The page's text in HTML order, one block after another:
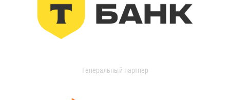
Генеральный партнер